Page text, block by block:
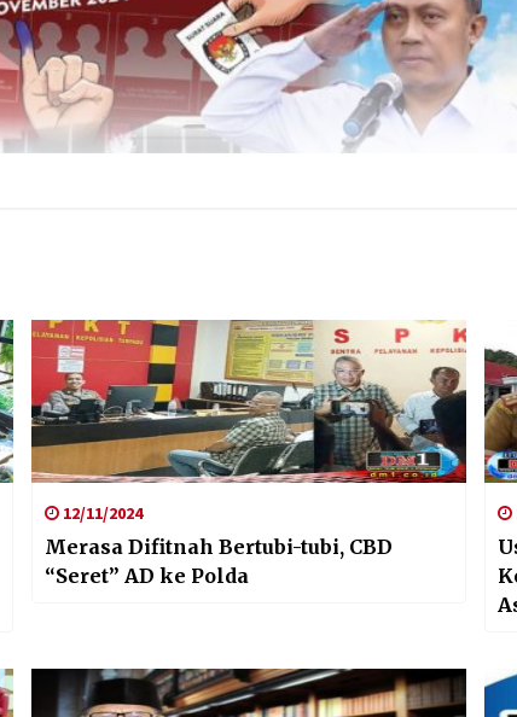
12/11/2024
Merasa Difitnah Bertubi-tubi, CBD
“Seret” AD ke Polda